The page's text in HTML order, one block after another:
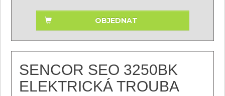
OBJEDNAT
SENCOR SEO 3250BK
ELEKTRICKÁ TROUBA